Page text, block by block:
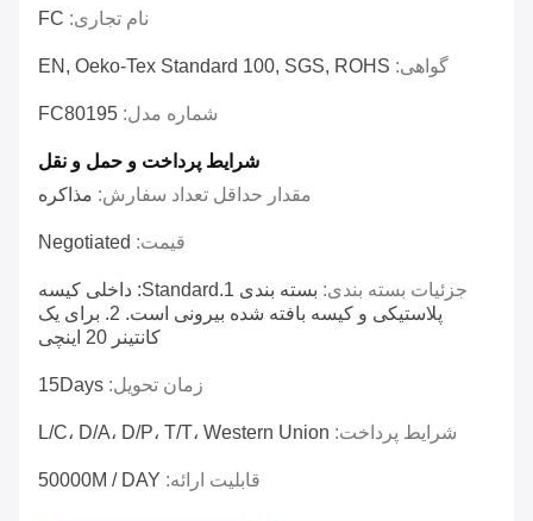
نام تجاری: FC
گواهی: EN, Oeko-Tex Standard 100, SGS, ROHS
شماره مدل: FC80195
شرایط پرداخت و حمل و نقل
مقدار حداقل تعداد سفارش: مذاکره
قیمت: Negotiated
جزئیات بسته بندی:
بسته بندی 1.Standard: داخلی کیسه
پلاستیکی و کیسه بافته شده بیرونی است. 2. برای یک
کانتینر 20 اینچی
زمان تحویل: 15Days
شرایط پرداخت: L/C، D/A، D/P، T/T، Western Union
قابلیت ارائه: 50000M / DAY